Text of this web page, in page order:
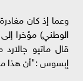
وعما إذ كان
الوطني) مؤخرا
قال ماتيو
إبسوس :"أن هذا